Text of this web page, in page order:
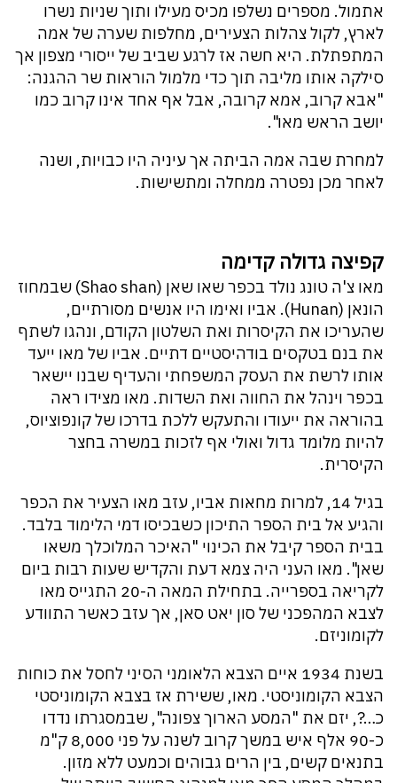
אתמול. מספרים נשלפו מכיס מעילו ותוך שניות נשרו
לארץ, לקול צהלות הצעירים, מחלפות שערה של אמה
המתפתלת. היא חשה אז לרגע שביב של ייסורי מצפון אך
סילקה אותו מליבה תוך כדי מלמול הוראות שר ההגנה:
"אבא קרוב, אמא קרובה, אבל אף אחד אינו קרוב כמו
יושב הראש מאו".
למחרת שבה אמה הביתה אך עיניה היו כבויות, ושנה
לאחר מכן נפטרה ממחלה ומתשישות.
קפיצה גדולה קדימה
מאו צ'ה טונג נולד בכפר שאו שאן (Shao shan) שבמחוז
הונאן (Hunan). אביו ואימו היו אנשים מסורתיים,
שהעריכו את הקיסרות ואת השלטון הקודם, ונהגו לשתף
את בנם בטקסים בודהיסטיים דתיים. אביו של מאו ייעד
אותו לרשת את העסק המשפחתי והעדיף שבנו יישאר
בכפר וינהל את החווה ואת השדות. מאו מצידו ראה
בהוראה את ייעודו והתעקש ללכת בדרכו של קונפוציוס,
להיות מלומד גדול ואולי אף לזכות במשרה בחצר
הקיסרית.
בגיל 14, למרות מחאות אביו, עזב מאו הצעיר את הכפר
והגיע אל בית הספר התיכון כשבכיסו דמי הלימוד בלבד.
בבית הספר קיבל את הכינוי "האיכר המלוכלך משאו
שאן". מאו העני היה צמא דעת והקדיש שעות רבות ביום
לקריאה בספרייה. בתחילת המאה ה-20 התגייס מאו
לצבא המהפכני של סון יאט סאן, אך עזב כאשר התוודע
לקומוניזם.
בשנת 1934 איים הצבא הלאומני הסיני לחסל את כוחות
הצבא הקומוניסטי. מאו, ששירת אז בצבא הקומוניסטי
כ…?, יזם את "המסע הארוך צפונה", שבמסגרתו נדדו
כ-90 אלף איש במשך קרוב לשנה על פני 8,000 ק"מ
בתנאים קשים, בין הרים גבוהים וכמעט ללא מזון.